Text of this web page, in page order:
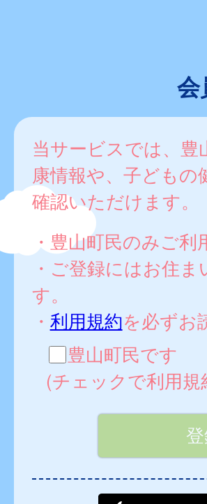
会
当サービスでは、
康情報や、子どもの
確認いただけます。
・豊山町民のみご
・ご登録にはお住
す。
・ 利用規約を必ずお
豊山町民です
(チェックで利用